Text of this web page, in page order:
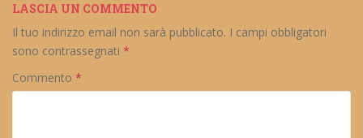
LASCIA UN COMMENTO
Il tuo indirizzo email non sarà pubblicato. I campi obbligatori
sono contrassegnati *
Commento *